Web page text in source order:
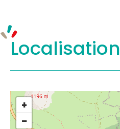
Localisation
+
−